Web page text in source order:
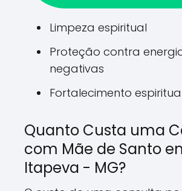
Limpeza espiritual
Proteção contra
negativas
Fortalecimento
Quanto Custa uma
com Mãe de Santo
Itapeva - MG?